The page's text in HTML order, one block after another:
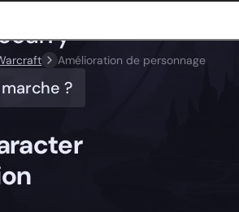
Amélioration de personnage
?